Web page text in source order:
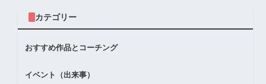
カテゴリー
おすすめ作品とコーチング
イベント（出来事）